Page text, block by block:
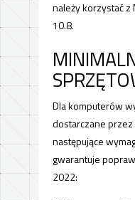
należy korzystać z
10.8.
Dla komputerów
dostarczane
następujące
gwarantuje
2022: